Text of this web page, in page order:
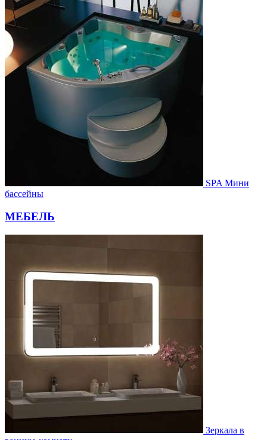
SPA Мини
бассейны
МЕБЕЛЬ
Зеркала в